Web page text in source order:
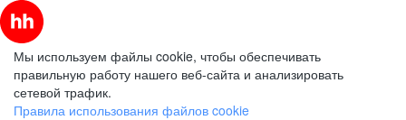
Мы используем файлы cookie, чтобы обеспечивать
правильную работу нашего веб-сайта и анализировать
сетевой трафик.
Правила использования файлов cookie